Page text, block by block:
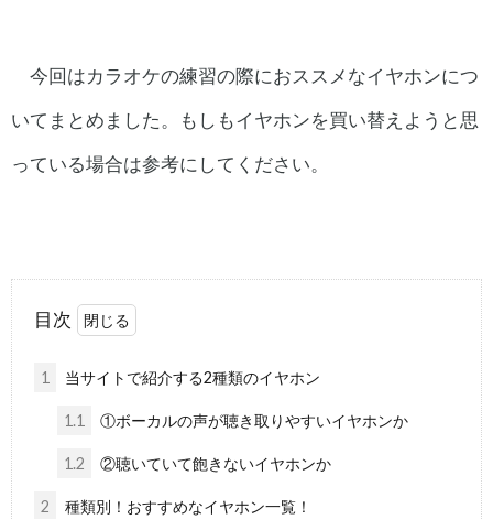
今回はカラオケの練習の際におススメなイヤホンにつ
いてまとめました。もしもイヤホンを買い替えようと思
っている場合は参考にしてください。
目次
1 当サイトで紹介する2種類のイヤホン
1.1 ①ボーカルの声が聴き取りやすいイヤホンか
1.2 ②聴いていて飽きないイヤホンか
2 種類別！おすすめなイヤホン一覧！